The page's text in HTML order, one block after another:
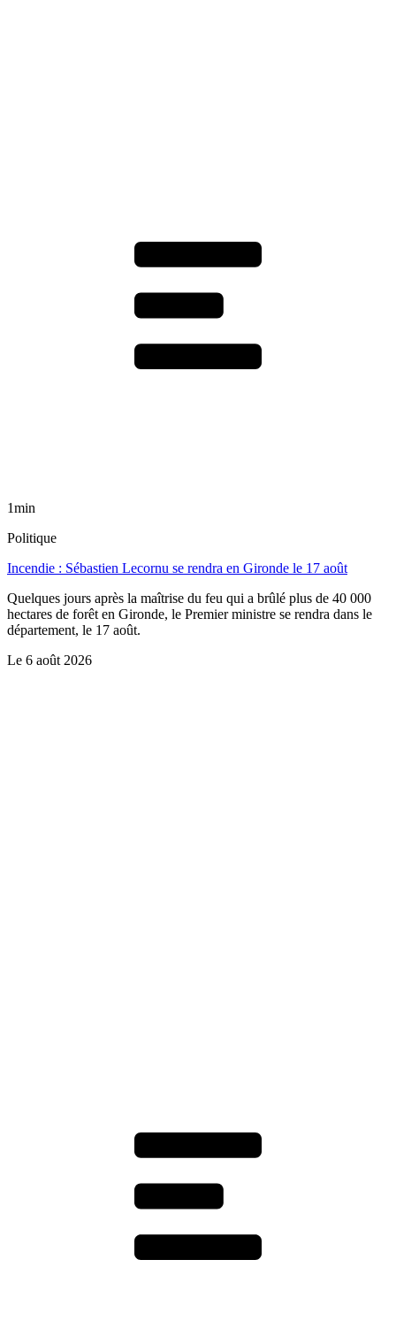
1min
Politique
Incendie : Sébastien Lecornu se rendra en Gironde le 17 août
Quelques jours après la maîtrise du feu qui a brûlé plus de 40 000
hectares de forêt en Gironde, le Premier ministre se rendra dans le
département, le 17 août.
Le 6 août 2026